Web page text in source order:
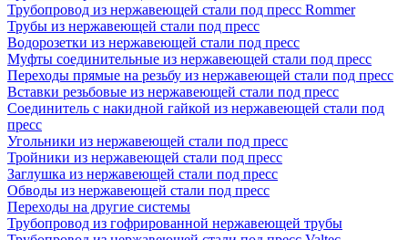
Трубопровод из нержавеющей стали под пресс Rommer
Трубы из нержавеющей стали под пресс
Водорозетки из нержавеющей стали под пресс
Муфты соединительные из нержавеющей стали под пресс
Переходы прямые на резьбу из нержавеющей стали под пресс
Вставки резьбовые из нержавеющей стали под пресс
Соединитель с накидной гайкой из нержавеющей стали под
пресс
Угольники из нержавеющей стали под пресс
Тройники из нержавеющей стали под пресс
Заглушка из нержавеющей стали под пресс
Обводы из нержавеющей стали под пресс
Переходы на другие системы
Трубопровод из гофрированной нержавеющей трубы